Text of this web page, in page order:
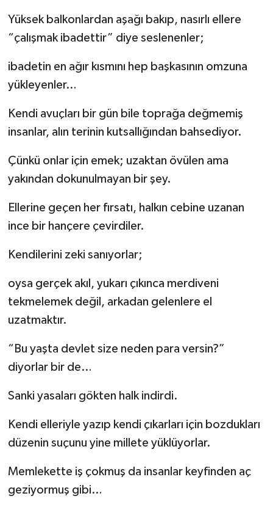
Yüksek balkonlardan aşağı bakıp, nasırlı ellere
“çalışmak ibadettir” diye seslenenler;
ibadetin en ağır kısmını hep başkasının omzuna
yükleyenler…
Kendi avuçları bir gün bile toprağa değmemiş
insanlar, alın terinin kutsallığından bahsediyor.
Çünkü onlar için emek; uzaktan övülen ama
yakından dokunulmayan bir şey.
Ellerine geçen her fırsatı, halkın cebine uzanan
ince bir hançere çevirdiler.
Kendilerini zeki sanıyorlar;
oysa gerçek akıl, yukarı çıkınca merdiveni
tekmelemek değil, arkadan gelenlere el
uzatmaktır.
“Bu yaşta devlet size neden para versin?”
diyorlar bir de…
Sanki yasaları gökten halk indirdi.
Kendi elleriyle yazıp kendi çıkarları için bozdukları
düzenin suçunu yine millete yüklüyorlar.
Memlekette iş çokmuş da insanlar keyfinden aç
geziyormuş gibi…
Laçin
Mecitözü
Oğuzlar
Ortaköy
Osmancık
Uğurludağ
Sağlık